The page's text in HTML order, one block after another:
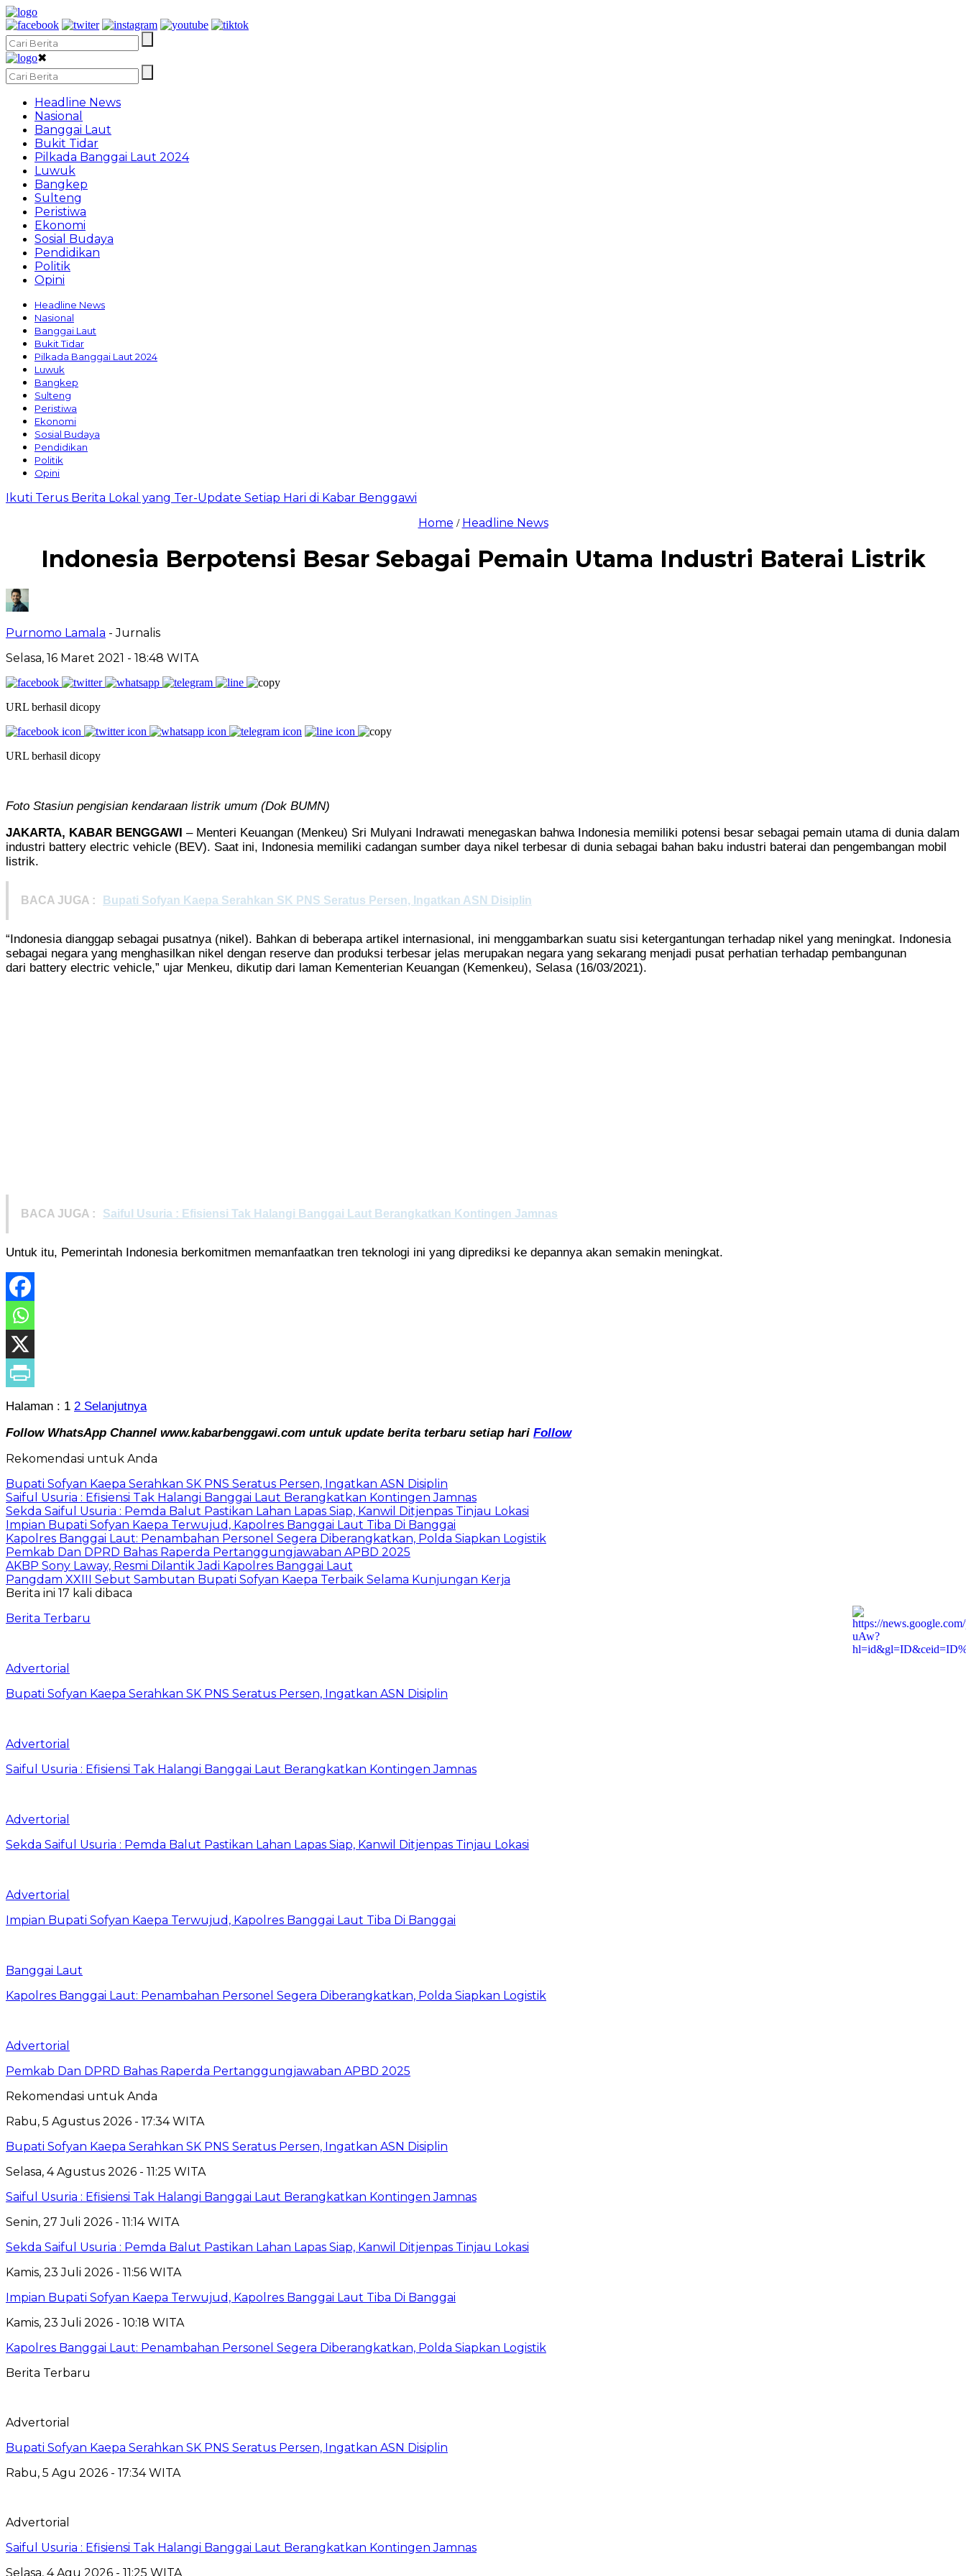
✖
Headline News
Nasional
Banggai Laut
Bukit Tidar
Pilkada Banggai Laut 2024
Luwuk
Bangkep
Sulteng
Peristiwa
Ekonomi
Sosial Budaya
Pendidikan
Politik
Opini
Headline News
Nasional
Banggai Laut
Bukit Tidar
Pilkada Banggai Laut 2024
Luwuk
Bangkep
Sulteng
Peristiwa
Ekonomi
Sosial Budaya
Pendidikan
Politik
Opini
Ikuti Terus Berita Lokal yang Ter-Update Setiap Hari di Kabar Benggawi
Home / Headline News
Indonesia Berpotensi Besar Sebagai Pemain Utama Industri Baterai Listrik
Purnomo Lamala - Jurnalis
Selasa, 16 Maret 2021 - 18:48 WITA
URL berhasil dicopy
URL berhasil dicopy
Foto Stasiun pengisian kendaraan listrik umum (Dok BUMN)
JAKARTA, KABAR BENGGAWI – Menteri Keuangan (Menkeu) Sri Mulyani Indrawati menegaskan bahwa Indonesia memiliki potensi besar sebagai pemain utama di dunia dalam
industri battery electric vehicle (BEV). Saat ini, Indonesia memiliki cadangan sumber daya nikel terbesar di dunia sebagai bahan baku industri baterai dan pengembangan mobil
listrik.
BACA JUGA : Bupati Sofyan Kaepa Serahkan SK PNS Seratus Persen, Ingatkan ASN Disiplin
“Indonesia dianggap sebagai pusatnya (nikel). Bahkan di beberapa artikel internasional, ini menggambarkan suatu sisi ketergantungan terhadap nikel yang meningkat. Indonesia
sebagai negara yang menghasilkan nikel dengan reserve dan produksi terbesar jelas merupakan negara yang sekarang menjadi pusat perhatian terhadap pembangunan
dari battery electric vehicle,” ujar Menkeu, dikutip dari laman Kementerian Keuangan (Kemenkeu), Selasa (16/03/2021).
BACA JUGA : Saiful Usuria : Efisiensi Tak Halangi Banggai Laut Berangkatkan Kontingen Jamnas
Untuk itu, Pemerintah Indonesia berkomitmen memanfaatkan tren teknologi ini yang diprediksi ke depannya akan semakin meningkat.
Halaman : 1 2 Selanjutnya
Follow WhatsApp Channel www.kabarbenggawi.com untuk update berita terbaru setiap hari Follow
Rekomendasi untuk Anda
Bupati Sofyan Kaepa Serahkan SK PNS Seratus Persen, Ingatkan ASN Disiplin
Saiful Usuria : Efisiensi Tak Halangi Banggai Laut Berangkatkan Kontingen Jamnas
Sekda Saiful Usuria : Pemda Balut Pastikan Lahan Lapas Siap, Kanwil Ditjenpas Tinjau Lokasi
Impian Bupati Sofyan Kaepa Terwujud, Kapolres Banggai Laut Tiba Di Banggai
Kapolres Banggai Laut: Penambahan Personel Segera Diberangkatkan, Polda Siapkan Logistik
Pemkab Dan DPRD Bahas Raperda Pertanggungjawaban APBD 2025
AKBP Sony Laway, Resmi Dilantik Jadi Kapolres Banggai Laut
Pangdam XXIII Sebut Sambutan Bupati Sofyan Kaepa Terbaik Selama Kunjungan Kerja
Berita ini 17 kali dibaca
Berita Terbaru
Advertorial
Bupati Sofyan Kaepa Serahkan SK PNS Seratus Persen, Ingatkan ASN Disiplin
Advertorial
Saiful Usuria : Efisiensi Tak Halangi Banggai Laut Berangkatkan Kontingen Jamnas
Advertorial
Sekda Saiful Usuria : Pemda Balut Pastikan Lahan Lapas Siap, Kanwil Ditjenpas Tinjau Lokasi
Advertorial
Impian Bupati Sofyan Kaepa Terwujud, Kapolres Banggai Laut Tiba Di Banggai
Banggai Laut
Kapolres Banggai Laut: Penambahan Personel Segera Diberangkatkan, Polda Siapkan Logistik
Advertorial
Pemkab Dan DPRD Bahas Raperda Pertanggungjawaban APBD 2025
Rekomendasi untuk Anda
Rabu, 5 Agustus 2026 - 17:34 WITA
Bupati Sofyan Kaepa Serahkan SK PNS Seratus Persen, Ingatkan ASN Disiplin
Selasa, 4 Agustus 2026 - 11:25 WITA
Saiful Usuria : Efisiensi Tak Halangi Banggai Laut Berangkatkan Kontingen Jamnas
Senin, 27 Juli 2026 - 11:14 WITA
Sekda Saiful Usuria : Pemda Balut Pastikan Lahan Lapas Siap, Kanwil Ditjenpas Tinjau Lokasi
Kamis, 23 Juli 2026 - 11:56 WITA
Impian Bupati Sofyan Kaepa Terwujud, Kapolres Banggai Laut Tiba Di Banggai
Kamis, 23 Juli 2026 - 10:18 WITA
Kapolres Banggai Laut: Penambahan Personel Segera Diberangkatkan, Polda Siapkan Logistik
Berita Terbaru
Advertorial
Bupati Sofyan Kaepa Serahkan SK PNS Seratus Persen, Ingatkan ASN Disiplin
Rabu, 5 Agu 2026 - 17:34 WITA
Advertorial
Saiful Usuria : Efisiensi Tak Halangi Banggai Laut Berangkatkan Kontingen Jamnas
Selasa, 4 Agu 2026 - 11:25 WITA